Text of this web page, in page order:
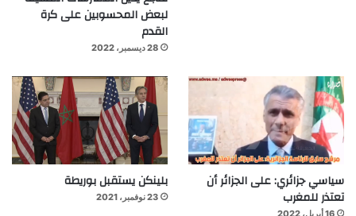
لبعض المحسوبين على كرة
القدم
28 ديسمبر، 2022
سياسي جزائري: على الجزائر أن
تعتذر للمغرب
16 أبريل، 2022
بلينكن يستقبل بوريطة
23 نوفمبر، 2021